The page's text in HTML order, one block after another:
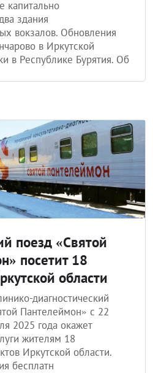
капитально
здания
вокзалов. Обновления
в Иркутской
в Республике Бурятия. Об
поезд «Святой
посетит 18
области
диагностический
Пантелеймон» с 22
2025 года окажет
жителям 18
Иркутской области.
бесплатн